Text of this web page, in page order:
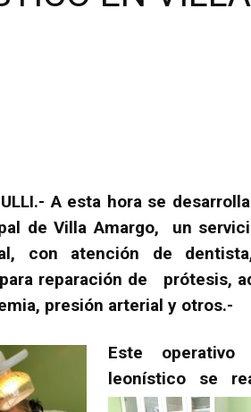
A esta hora se
de Villa Amargo, un
con atención de
reparación de prótesis,
presión arterial y otros.-
Este
leonístico se